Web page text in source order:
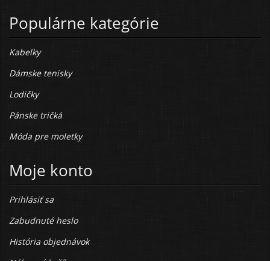
Populárne kategórie
Kabelky
Dámske tenisky
Lodičky
Pánske tričká
Móda pre moletky
Moje konto
Prihlásiť sa
Zabudnuté heslo
História objednávok